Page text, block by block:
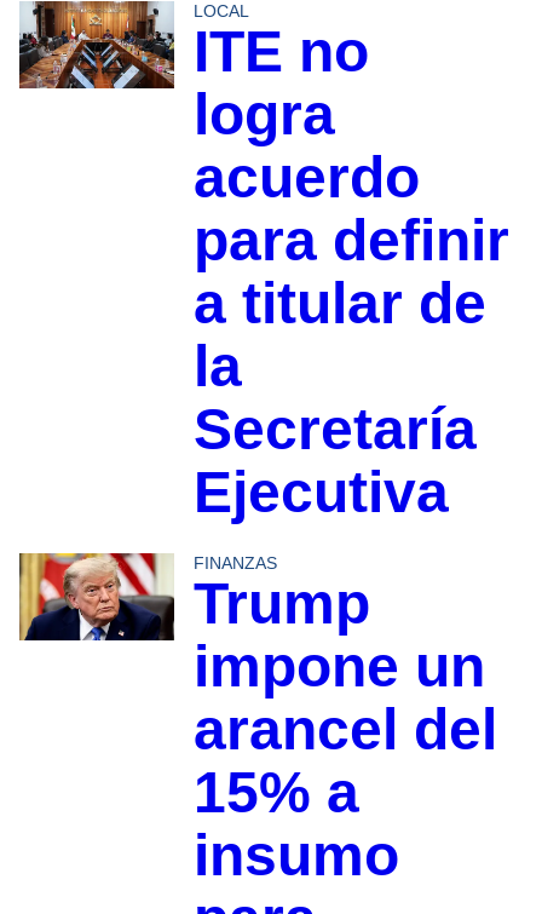
LOCAL
ITE no
logra
acuerdo
para definir
a titular de
la
Secretaría
Ejecutiva
FINANZAS
Trump
impone un
arancel del
15% a
insumo